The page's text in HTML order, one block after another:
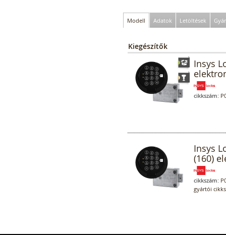
Modell Adatok Letöltések
Kiegészítők
Insys
cikkszám:
Insys
(160)
cikkszám:
gyártói